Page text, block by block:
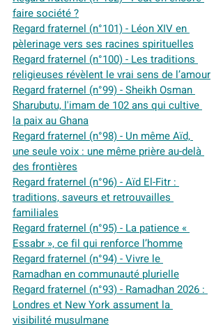
faire société ?
Regard fraternel (n°101) - Léon XIV en
pèlerinage vers ses racines spirituelles
Regard fraternel (n°100) - Les traditions
religieuses révèlent le vrai sens de l’amour
Regard fraternel (n°99) - Sheikh Osman
Sharubutu, l'imam de 102 ans qui cultive
la paix au Ghana
Regard fraternel (n°98) - Un même Aïd,
une seule voix : une même prière au-delà
des frontières
Regard fraternel (n°96) - Aïd El-Fitr :
traditions, saveurs et retrouvailles
familiales
Regard fraternel (n°95) - La patience «
Essabr », ce fil qui renforce l’homme
Regard fraternel (n°94) - Vivre le
Ramadhan en communauté plurielle
Regard fraternel (n°93) - Ramadhan 2026 :
Londres et New York assument la
visibilité musulmane